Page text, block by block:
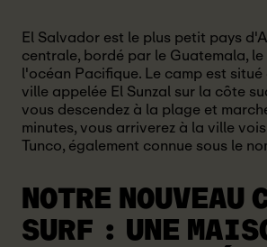
El Salvador est le plus petit pays
centrale, bordé par le Guatemala,
l'océan Pacifique. Le camp est
ville appelée El Sunzal sur la côte
vous descendez à la plage et
minutes, vous arriverez à la ville
Tunco, également connue sous le
NOTRE NOUVEAU
SURF : UNE